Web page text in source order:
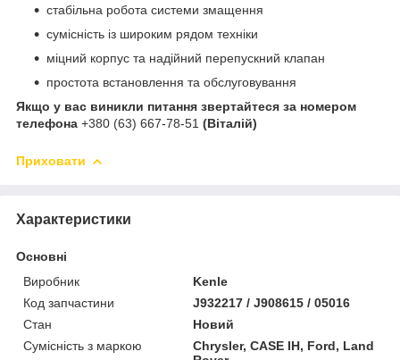
стабільна робота системи змащення
сумісність із широким рядом техніки
міцний корпус та надійний перепускний клапан
простота встановлення та обслуговування
Якщо у вас виникли питання звертайтеся за номером
телефона +380 (63) 667-78-51 (Віталій)
Приховати
Характеристики
Основні
Виробник
Kenle
Код запчастини
J932217 / J908615 / 05016
Стан
Новий
Сумісність з маркою
Chrysler, CASE IH, Ford, Land